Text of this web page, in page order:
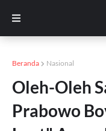
Beranda Nasional
Oleh-Oleh
Prabowo